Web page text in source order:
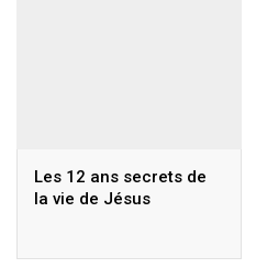
Les 12 ans secrets de
la vie de Jésus